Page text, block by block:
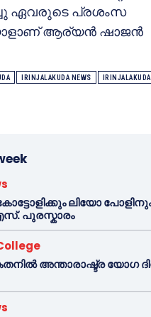
ഏവരുടെ പ്രശംസ
ആര്യന്‍ ഷാജന്‍
IRINJALAKUDA NEWS
ലിയോ
പുരസ്കാരം
അന്താരാഷ്ട്ര യോഗ